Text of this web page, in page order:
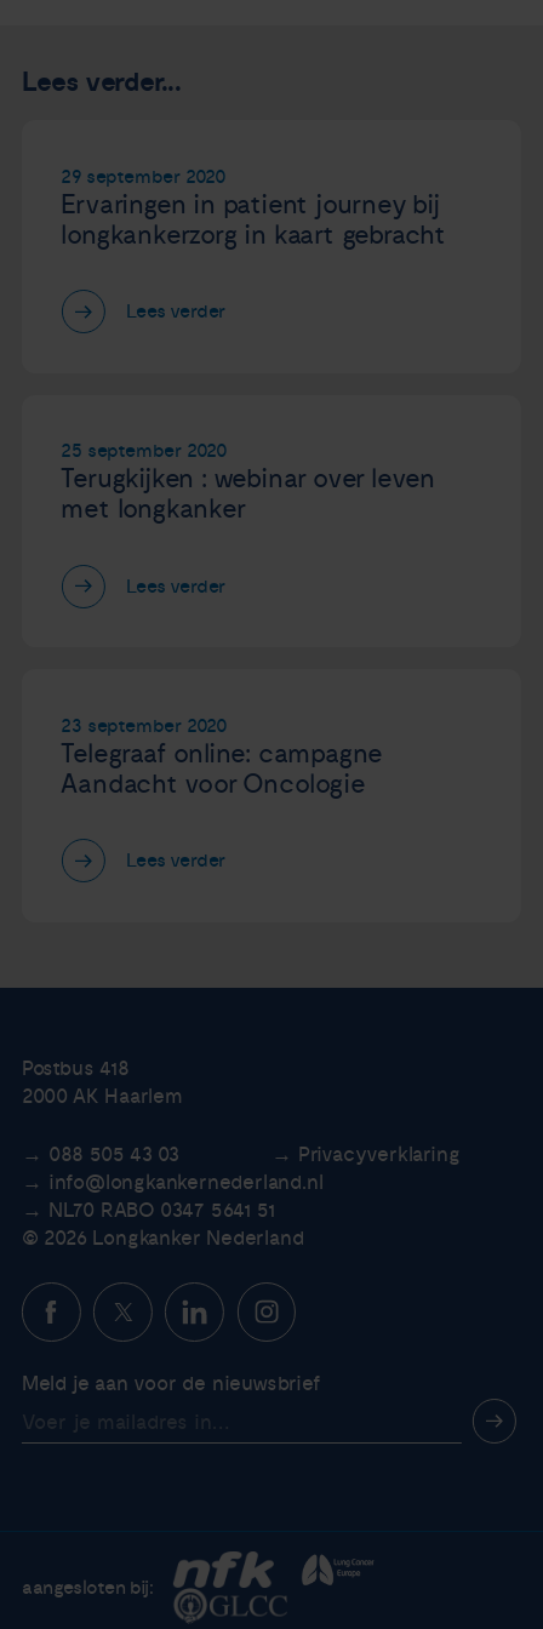
Lees verder...
29 september 2020
Ervaringen in patient journey bij
longkankerzorg in kaart gebracht
Lees verder
25 september 2020
Terugkijken : webinar over leven
met longkanker
Lees verder
23 september 2020
Telegraaf online: campagne
Aandacht voor Oncologie
Lees verder
Postbus 418
2000 AK Haarlem
088 505 43 03
Privacyverklaring
info@longkankernederland.nl
NL70 RABO 0347 5641 51
© 2026 Longkanker Nederland
Meld je aan voor de nieuwsbrief
aangesloten bij: